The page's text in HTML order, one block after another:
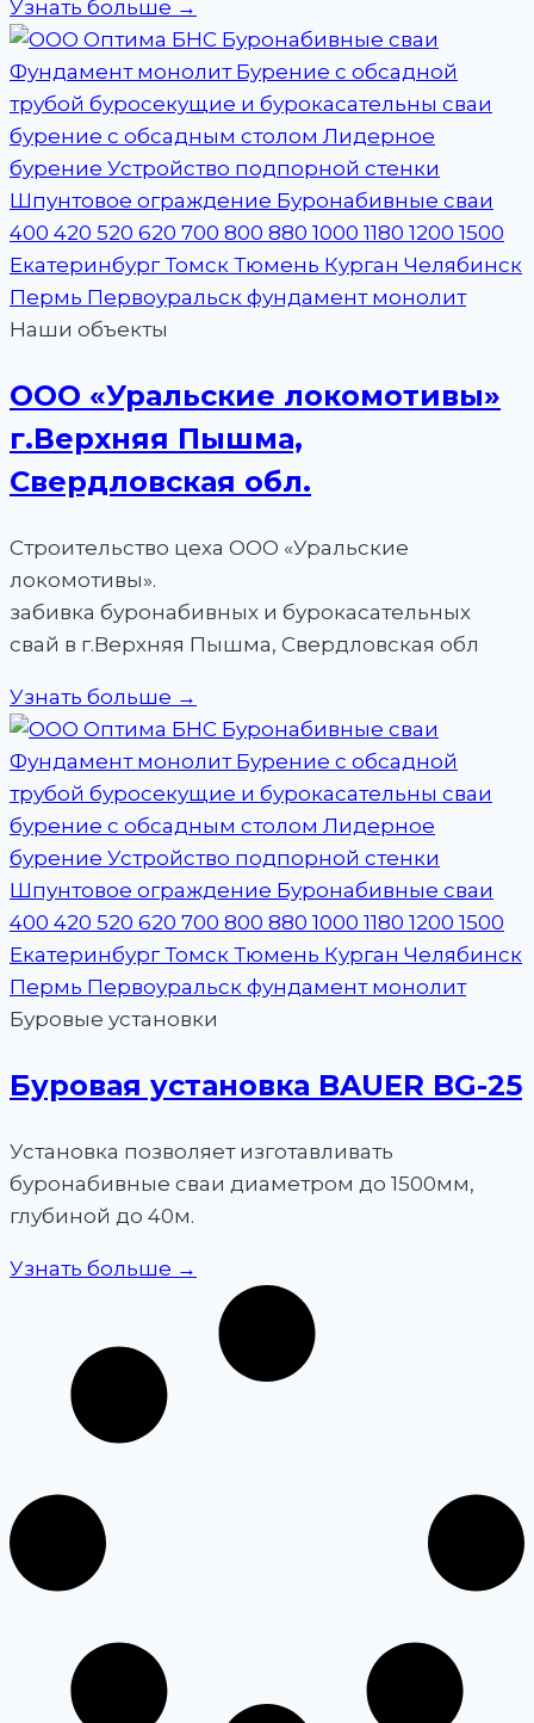
Узнать больше →
Наши объекты
ООО «Уральские локомотивы»
г.Верхняя Пышма,
Свердловская обл.
Строительство цеха ООО «Уральские
локомотивы».
забивка буронабивных и бурокасательных
свай в г.Верхняя Пышма, Свердловская обл
Узнать больше →
Буровые установки
Буровая установка BAUER BG-25
Установка позволяет изготавливать
буронабивные сваи диаметром до 1500мм,
глубиной до 40м.
Узнать больше →